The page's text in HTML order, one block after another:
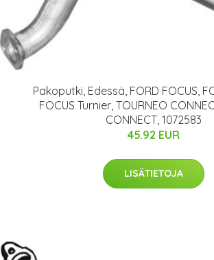
Pakoputki, Edessä, FORD FOCUS,
FOCUS Turnier, TOURNEO
CONNECT, 1072583
45.92 EUR
LISÄTIETOJA